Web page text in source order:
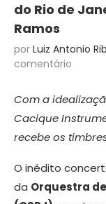
do Rio de
Ramos
por Luiz Antonio
comentário
Com a
Cacique
recebe os
O inédito
da Orquestra